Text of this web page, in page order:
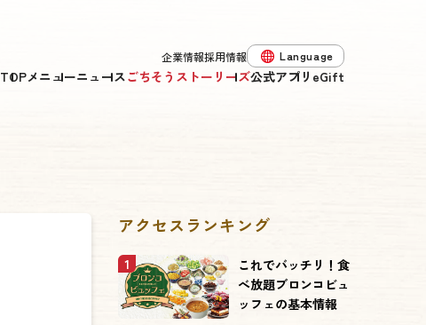
TOPメニューニュースごちそうストーリーズ公式アプリ eGift
企業情報採用情報 Language
アクセスランキング
1
これでバッチリ！食
べ放題ブロンコビュ
ッフェの基本情報